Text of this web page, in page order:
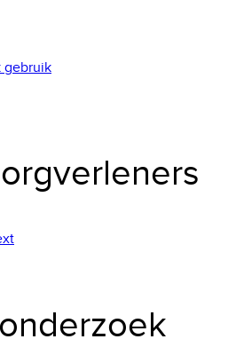
gebruik